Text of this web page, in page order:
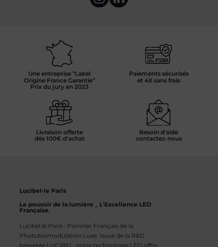
Une entreprise “Label
Origine France Garantie”
Prix du jury en 2023
Paiements sécurisés
et 4X sans frais
Livraison offerte
dès 100€ d'achat
Besoin d’aide
contactez-nous
Lucibel·le Paris
Le pouvoir de la lumière _ L'Excellence LED
Française.
Lucibel.le Paris : Pionnier Français de la
Photobiomodulation Luxe. Issue de la R&D
brevetée LUCIBEL, notre technologie LED offre